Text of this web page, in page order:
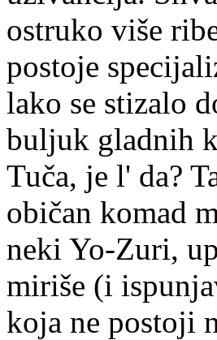
ostruko više
postoje
lako se stizalo
buljuk gladnih
Tuča, je l' da?
običan komad
neki Yo-Zuri,
miriše (i
koja ne postoji